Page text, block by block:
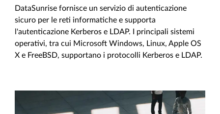
DataSunrise fornisce un servizio di autenticazione
sicuro per le reti informatiche e supporta
l'autenticazione Kerberos e LDAP. I principali sistemi
operativi, tra cui Microsoft Windows, Linux, Apple OS
X e FreeBSD, supportano i protocolli Kerberos e LDAP.